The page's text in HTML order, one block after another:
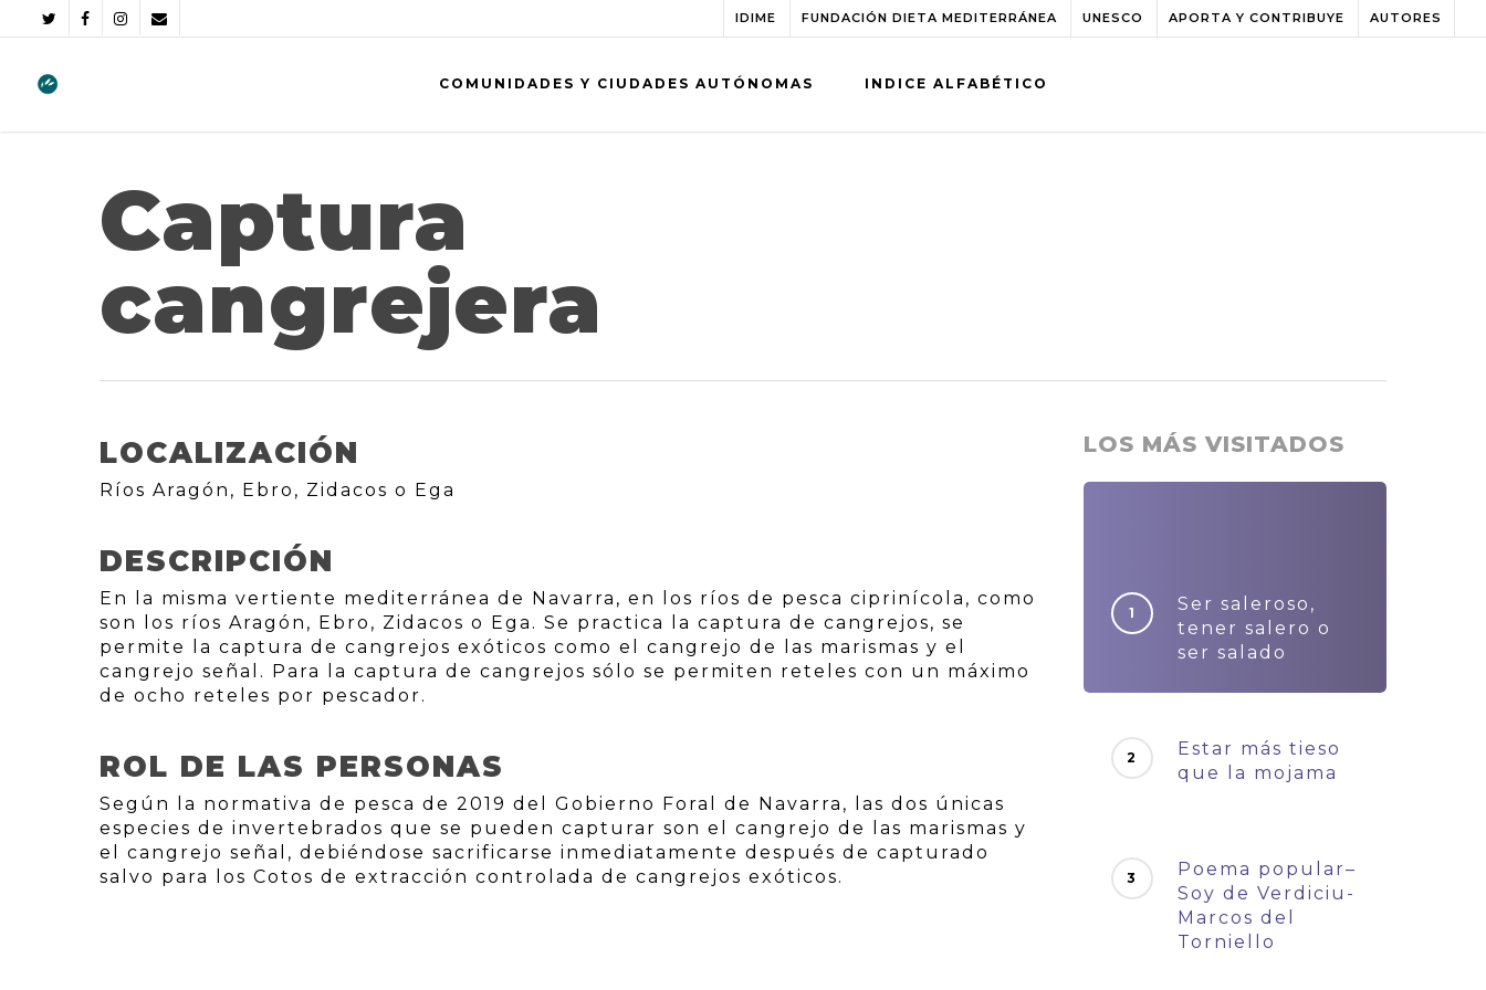
IDIME FUNDACIÓN DIETA MEDITERRÁNEA UNESCO APORTA Y CONTRIBUYE AUTORES
COMUNIDADES Y CIUDADES AUTÓNOMAS INDICE ALFABÉTICO
Captura
cangrejera
LOCALIZACIÓN
Ríos Aragón, Ebro, Zidacos o Ega
DESCRIPCIÓN
En la misma vertiente mediterránea de Navarra, en los ríos de pesca ciprinícola, como
son los ríos Aragón, Ebro, Zidacos o Ega. Se practica la captura de cangrejos, se
permite la captura de cangrejos exóticos como el cangrejo de las marismas y el
cangrejo señal. Para la captura de cangrejos sólo se permiten reteles con un máximo
de ocho reteles por pescador.
ROL DE LAS PERSONAS
Según la normativa de pesca de 2019 del Gobierno Foral de Navarra, las dos únicas
especies de invertebrados que se pueden capturar son el cangrejo de las marismas y
el cangrejo señal, debiéndose sacrificarse inmediatamente después de capturado
salvo para los Cotos de extracción controlada de cangrejos exóticos.
LOS MÁS VISITADOS
Ser saleroso,
tener salero o
ser salado
Estar más tieso
que la mojama
Poema popular–
Soy de Verdiciu-
Marcos del
Torniello